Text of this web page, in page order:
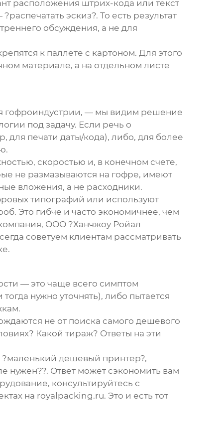
расположения штрих-кода или текст
эскиз?. То есть результат
обсуждения, а не для
к паллете с картоном. Для этого
материале, а на отдельном листе
гофроиндустрии, — мы видим решение
под задачу. Если речь о
печати даты/кода), либо, для более
скоростью и, в конечном счете,
не размазываются на гофре, имеют
вложения, а не расходники.
типографий или используют
Это гибче и часто экономичнее, чем
ООО ?Ханчжоу Ройал
советуем клиентам рассматривать
— это чаще всего симптом
нужно уточнять), либо пытается
не от поиска самого дешевого
Какой тираж? Ответы на эти
?маленький дешевый принтер?,
нужен??. Ответ может сэкономить вам
консультируйтесь с
на royalpacking.ru. Это и есть тот